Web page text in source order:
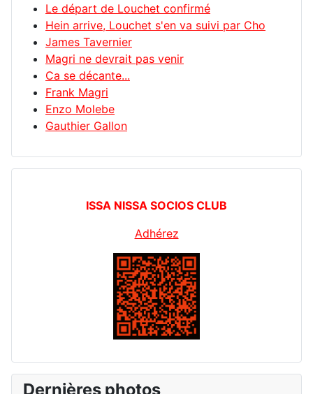
Le départ de Louchet confirmé
Hein arrive, Louchet s'en va suivi par Cho
James Tavernier
Magri ne devrait pas venir
Ca se décante...
Frank Magri
Enzo Molebe
Gauthier Gallon
ISSA NISSA SOCIOS CLUB
Adhérez
Dernières photos